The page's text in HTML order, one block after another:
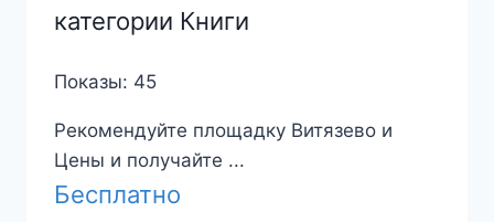
категории Книги
Показы: 45
Рекомендуйте площадку Витязево и
Цены и получайте ...
Бесплатно